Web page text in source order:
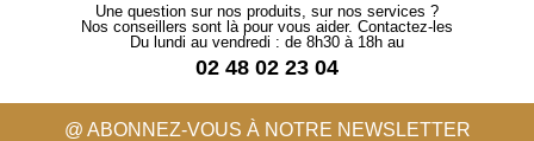
Une question sur nos produits, sur nos services ?
Nos conseillers sont là pour vous aider. Contactez-les
Du lundi au vendredi : de 8h30 à 18h au
02 48 02 23 04
@ ABONNEZ-VOUS À NOTRE NEWSLETTER